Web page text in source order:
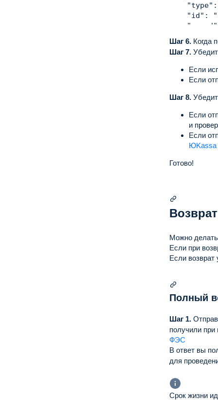
"type" :
"id" :
"saved"
} ,
},
"value"
},
"paid":
Шаг 6. Когда
Шаг 7.
Если
Если
Шаг 8.
Если
и
Если
ЮKassa
Готово!
Можно
Если при
Если возврат
Полный
Шаг 1.
получили при
ФЭС
В ответ вы
для
Срок жизни